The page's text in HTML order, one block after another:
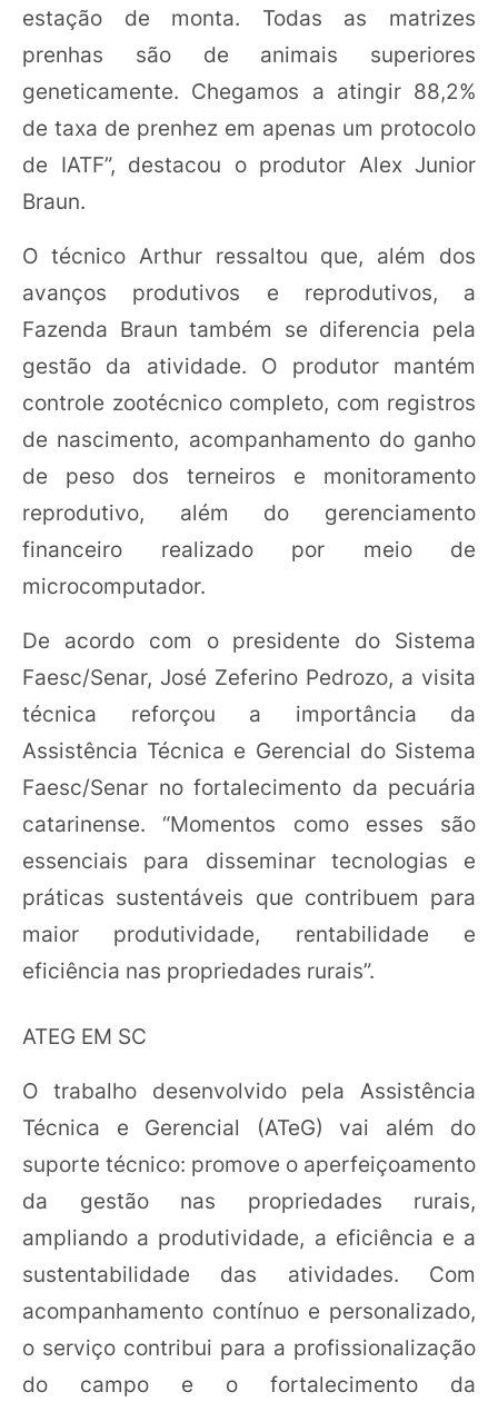
estação de monta. Todas as matrizes
prenhas são de animais superiores
geneticamente. Chegamos a atingir 88,2%
de taxa de prenhez em apenas um protocolo
de IATF”, destacou o produtor Alex Junior
Braun.
O técnico Arthur ressaltou que, além dos
avanços produtivos e reprodutivos, a
Fazenda Braun também se diferencia pela
gestão da atividade. O produtor mantém
controle zootécnico completo, com registros
de nascimento, acompanhamento do ganho
de peso dos terneiros e monitoramento
reprodutivo, além do gerenciamento
financeiro realizado por meio de
microcomputador.
De acordo com o presidente do Sistema
Faesc/Senar, José Zeferino Pedrozo, a visita
técnica reforçou a importância da
Assistência Técnica e Gerencial do Sistema
Faesc/Senar no fortalecimento da pecuária
catarinense. “Momentos como esses são
essenciais para disseminar tecnologias e
práticas sustentáveis que contribuem para
maior produtividade, rentabilidade e
eficiência nas propriedades rurais”.
ATEG EM SC
O trabalho desenvolvido pela Assistência
Técnica e Gerencial (ATeG) vai além do
suporte técnico: promove o aperfeiçoamento
da gestão nas propriedades rurais,
ampliando a produtividade, a eficiência e a
sustentabilidade das atividades. Com
acompanhamento contínuo e personalizado,
o serviço contribui para a profissionalização
do campo e o fortalecimento da